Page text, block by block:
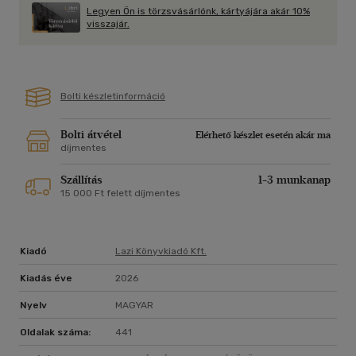
Legyen Ön is törzsvásárlónk, kártyájára akár 10%
visszajár.
Bolti készletinformáció
Bolti átvétel
Elérhető készlet esetén akár ma
díjmentes
Szállítás 1-3 munkanap
15 000 Ft felett díjmentes
Kiadó Lazi Könyvkiadó Kft.
Kiadás éve 2026
Nyelv MAGYAR
Oldalak száma: 441